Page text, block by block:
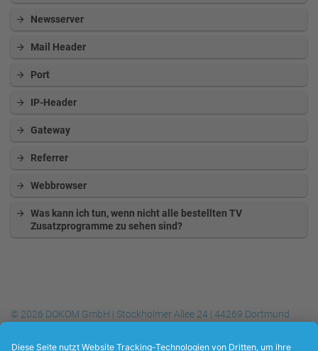
Newsserver
Mail Header
Port
IP-Header
Gateway
Referrer
Webbrowser
Was kann ich tun, wenn nicht alle bestellten TV
Zusatzprogramme zu sehen sind?
© 2026 DOKOM GmbH | Stockholmer Allee 24 | 44269 Dortmund